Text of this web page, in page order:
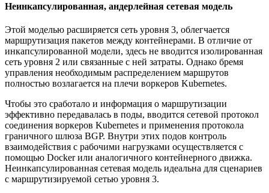
Неинкапсулированная, андерлейная сетевая модель
Этой моделью расширяется сеть уровня 3, облегчается
маршрутизация пакетов между контейнерами. В отличие от
инкапсулированной модели, здесь не вводится изолированная
сеть уровня 2 или связанные с ней затраты. Однако бремя
управления необходимым распределением маршрутов
полностью возлагается на плечи воркеров Kubernetes.
Чтобы это сработало и информация о маршрутизации
эффективно передавалась в поды, вводится сетевой протокол
соединения воркеров Kubernetes и применения протокола
граничного шлюза BGP. Внутри этих подов контроль
взаимодействия с рабочими нагрузками осуществляется с
помощью Docker или аналогичного контейнерного движка.
Неинкапсулированная сетевая модель идеальна для сценариев
с маршрутизируемой сетью уровня 3.